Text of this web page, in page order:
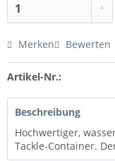
Merken Bewerten
Artikel-Nr.:
Beschreibung
Hochwertiger,
Tackle-Container.